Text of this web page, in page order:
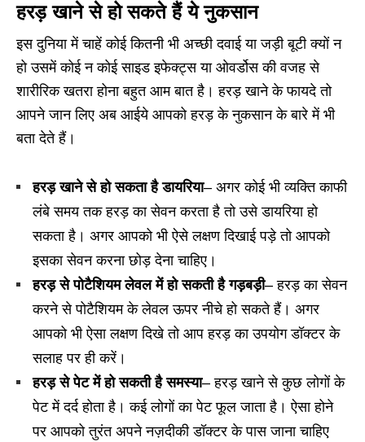
हरड़ खाने से हो सकते हैं ये नुकसान
इस दुनिया में चाहें कोई कितनी भी अच्छी दवाई या जड़ी बूटी क्यों न
हो उसमें कोई न कोई साइड इफेक्ट्स या ओवर्डोस की वजह से
शारीरिक खतरा होना बहुत आम बात है। हरड़ खाने के फायदे तो
आपने जान लिए अब आईये आपको हरड़ के नुकसान के बारे में भी
बता देते हैं।
हरड़ खाने से हो सकता है डायरिया– अगर कोई भी व्यक्ति काफी
लंबे समय तक हरड़ का सेवन करता है तो उसे डायरिया हो
सकता है। अगर आपको भी ऐसे लक्षण दिखाई पड़े तो आपको
इसका सेवन करना छोड़ देना चाहिए।
हरड़ से पोटैशियम लेवल में हो सकती है गड़बड़ी– हरड़ का सेवन
करने से पोटैशियम के लेवल ऊपर नीचे हो सकते हैं। अगर
आपको भी ऐसा लक्षण दिखे तो आप हरड़ का उपयोग डॉक्टर के
सलाह पर ही करें।
हरड़ से पेट में हो सकती है समस्या– हरड़ खाने से कुछ लोगों के
पेट में दर्द होता है। कई लोगों का पेट फूल जाता है। ऐसा होने
पर आपको तुरंत अपने नज़दीकी डॉक्टर के पास जाना चाहिए